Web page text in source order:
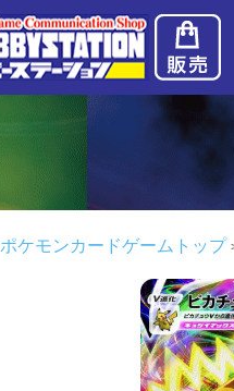
ポケモンカードゲームトップ